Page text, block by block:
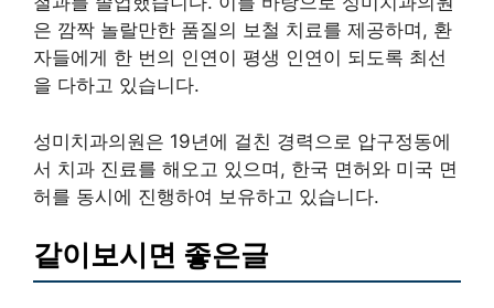
은 깜짝 놀랄만한 품질의 보철 치료를 제공하며, 환
자들에게 한 번의 인연이 평생 인연이 되도록 최선
을 다하고 있습니다.
성미치과의원은 19년에 걸친 경력으로 압구정동에
서 치과 진료를 해오고 있으며, 한국 면허와 미국 면
허를 동시에 진행하여 보유하고 있습니다.
같이보시면 좋은글